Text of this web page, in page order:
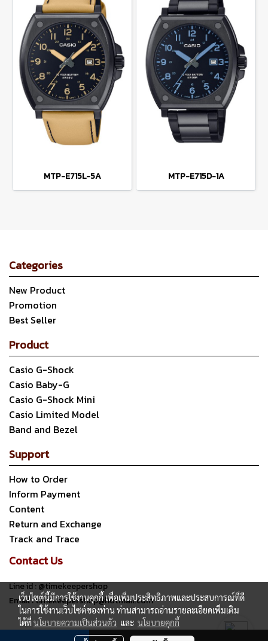
MTP-E715L-5A MTP-E715D-1A
Categories
New Product
Promotion
Best Seller
Product
Casio G-Shock
Casio Baby-G
Casio G-Shock Mini
Casio Limited Model
Band and Bezel
Support
How to Order
Inform Payment
Content
Return and Exchange
Track and Trace
Contact Us
Line id : @timekeepershop
Email : timekeepershop@hotmail.com
เว็บไซต์นี้มีการใช้งานคุกกี้ เพื่อเพิ่มประสิทธิภาพและประสบการณ์ที่ดี
ในการใช้งานเว็บไซต์ของท่าน ท่านสามารถอ่านรายละเอียดเพิ่มเติม
ได้ที่นโยบายความเป็นส่วนตัว และ นโยบายคุกกี้